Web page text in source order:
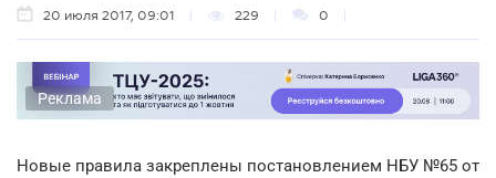
20 июля 2017, 09:01 229 0
Реклама
Новые правила закреплены постановлением НБУ №65 от